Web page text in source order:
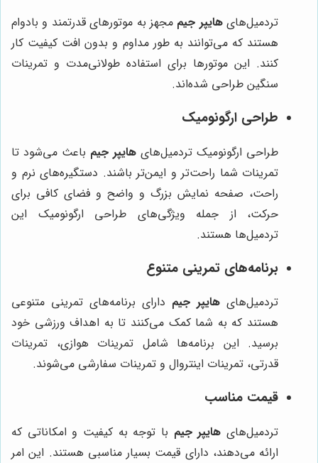
تردمیل‌هایهایپر جیم مجهز به موتورهای قدرتمند و بادوام
هستند که می‌توانند به طور مداوم و بدون افت کیفیت کار
کنند. این موتورها برای استفاده طولانی‌مدت و تمرینات
سنگین طراحی شده‌اند.
طراحی ارگونومیک
طراحی ارگونومیک تردمیل‌های هایپر جیم باعث می‌شود تا
تمرینات شما راحت‌تر و ایمن‌تر باشند. دستگیره‌های نرم و
راحت، صفحه نمایش بزرگ و واضح و فضای کافی برای
حرکت، از جمله ویژگی‌های طراحی ارگونومیک این
تردمیل‌ها هستند.
برنامه‌های تمرینی متنوع
تردمیل‌های هایپر جیم دارای برنامه‌های تمرینی متنوعی
هستند که به شما کمک می‌کنند تا به اهداف ورزشی خود
برسید. این برنامه‌ها شامل تمرینات هوازی، تمرینات
قدرتی، تمرینات اینتروال و تمرینات سفارشی می‌شوند.
قیمت مناسب
تردمیل‌های هایپر جیم با توجه به کیفیت و امکاناتی که
ارائه می‌دهند، دارای قیمت بسیار مناسبی هستند. این امر